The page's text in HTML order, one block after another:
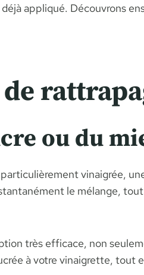
appliqué. Découvrons
ou du
vinaigrée,
le mélange,
très efficace, non
à votre vinaigrette, tout